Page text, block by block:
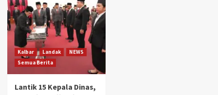
Kalbar Landak
NEWS
Semua Berita
Lantik 15 Kepala Dinas,